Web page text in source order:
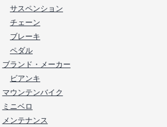
サスペンション
チェーン
ブレーキ
ペダル
ブランド・メーカー
ビアンキ
マウンテンバイク
ミニベロ
メンテナンス